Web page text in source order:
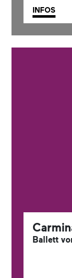
INFOS
Ballett